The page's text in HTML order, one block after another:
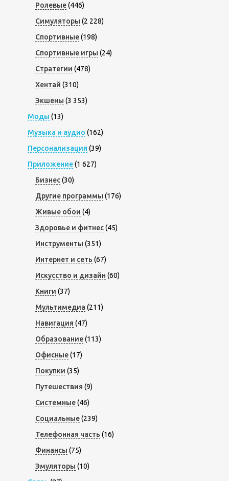
Ролевые(446)
Симуляторы (2 228)
Спортивные(198)
Спортивные игры (24)
Стратегии (478)
Хентай (310)
Экшены (3 353)
Моды (13)
Музыка и аудио (162)
Персонализация (39)
Приложение(1 627)
Бизнес(30)
Другие программы (176)
Живые обои (4)
Здоровье и фитнес(45)
Инструменты (351)
Интернет и сеть (67)
Искусство и дизайн (60)
Книги (37)
Мультимедиа (211)
Навигация (47)
Образование(113)
Офисные(17)
Покупки (35)
Путешествия (9)
Системные(46)
Социальные(239)
Телефонная часть (16)
Финансы (75)
Эмуляторы (10)